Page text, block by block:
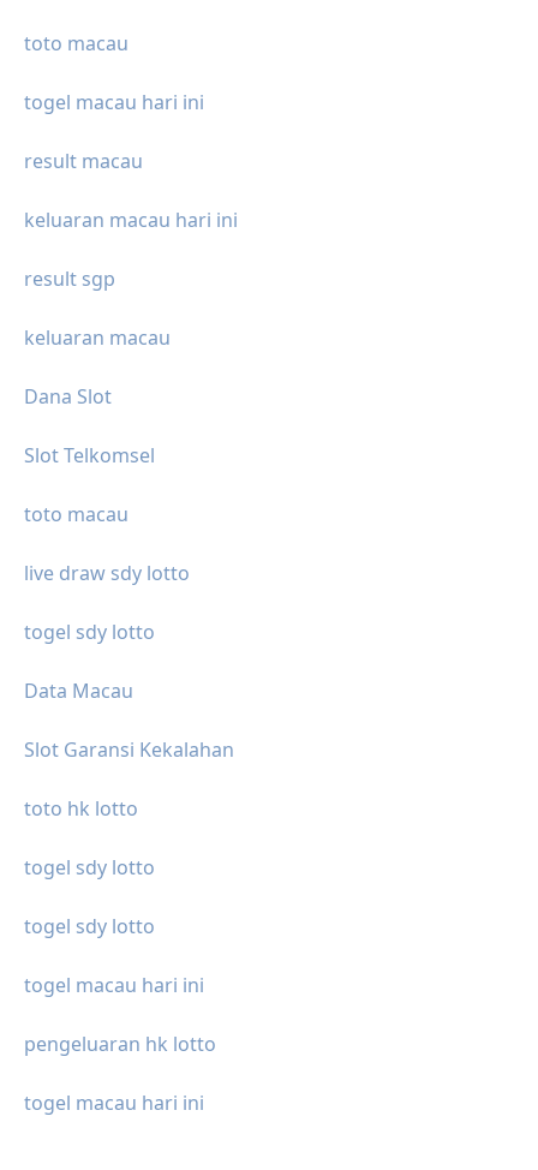
toto macau
togel macau hari ini
result macau
keluaran macau hari ini
result sgp
keluaran macau
Dana Slot
Slot Telkomsel
toto macau
live draw sdy lotto
togel sdy lotto
Data Macau
Slot Garansi Kekalahan
toto hk lotto
togel sdy lotto
togel sdy lotto
togel macau hari ini
pengeluaran hk lotto
togel macau hari ini